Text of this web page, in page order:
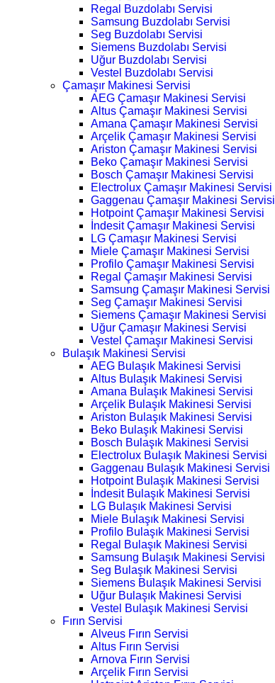
Regal Buzdolabı Servisi
Samsung Buzdolabı Servisi
Seg Buzdolabı Servisi
Siemens Buzdolabı Servisi
Uğur Buzdolabı Servisi
Vestel Buzdolabı Servisi
Çamaşır Makinesi Servisi
AEG Çamaşır Makinesi Servisi
Altus Çamaşır Makinesi Servisi
Amana Çamaşır Makinesi Servisi
Arçelik Çamaşır Makinesi Servisi
Ariston Çamaşır Makinesi Servisi
Beko Çamaşır Makinesi Servisi
Bosch Çamaşır Makinesi Servisi
Electrolux Çamaşır Makinesi Servisi
Gaggenau Çamaşır Makinesi Servisi
Hotpoint Çamaşır Makinesi Servisi
İndesit Çamaşır Makinesi Servisi
LG Çamaşır Makinesi Servisi
Miele Çamaşır Makinesi Servisi
Profilo Çamaşır Makinesi Servisi
Regal Çamaşır Makinesi Servisi
Samsung Çamaşır Makinesi Servisi
Seg Çamaşır Makinesi Servisi
Siemens Çamaşır Makinesi Servisi
Uğur Çamaşır Makinesi Servisi
Vestel Çamaşır Makinesi Servisi
Bulaşık Makinesi Servisi
AEG Bulaşık Makinesi Servisi
Altus Bulaşık Makinesi Servisi
Amana Bulaşık Makinesi Servisi
Arçelik Bulaşık Makinesi Servisi
Ariston Bulaşık Makinesi Servisi
Beko Bulaşık Makinesi Servisi
Bosch Bulaşık Makinesi Servisi
Electrolux Bulaşık Makinesi Servisi
Gaggenau Bulaşık Makinesi Servisi
Hotpoint Bulaşık Makinesi Servisi
İndesit Bulaşık Makinesi Servisi
LG Bulaşık Makinesi Servisi
Miele Bulaşık Makinesi Servisi
Profilo Bulaşık Makinesi Servisi
Regal Bulaşık Makinesi Servisi
Samsung Bulaşık Makinesi Servisi
Seg Bulaşık Makinesi Servisi
Siemens Bulaşık Makinesi Servisi
Uğur Bulaşık Makinesi Servisi
Vestel Bulaşık Makinesi Servisi
Fırın Servisi
Alveus Fırın Servisi
Altus Fırın Servisi
Arnova Fırın Servisi
Arçelik Fırın Servisi